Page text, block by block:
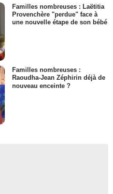
Familles nombreuses : Laëtitia
Provenchère "perdue" face à
une nouvelle étape de son bébé
Familles nombreuses :
Raoudha-Jean Zéphirin déjà de
nouveau enceinte ?